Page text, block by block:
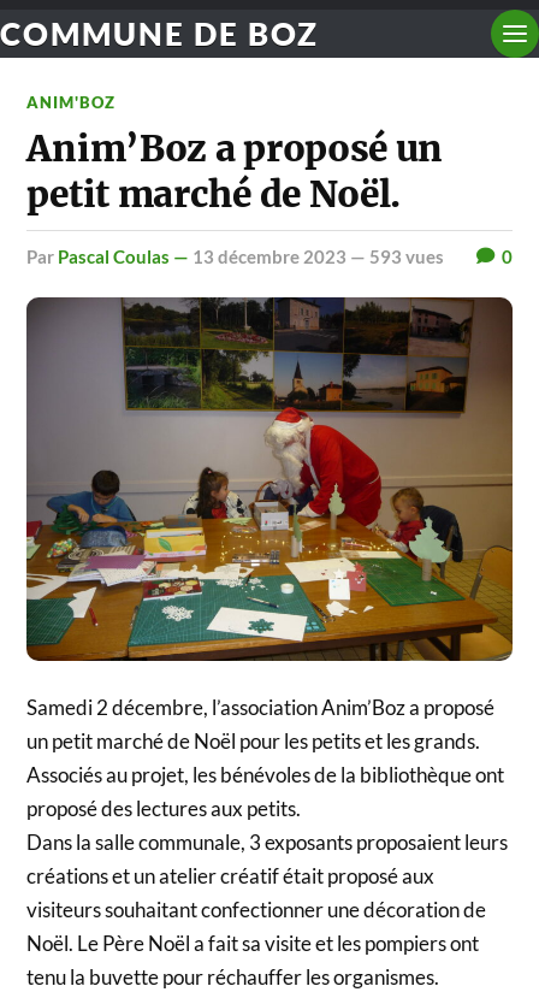
COMMUNE DE BOZ
ANIM'BOZ
Anim’Boz a proposé un
petit marché de Noël.
par Pascal Coulas — 13 décembre 2023 — 593 vues 0
Samedi 2 décembre, l’association Anim’Boz a proposé
un petit marché de Noël pour les petits et les grands.
Associés au projet, les bénévoles de la bibliothèque ont
proposé des lectures aux petits.
Dans la salle communale, 3 exposants proposaient leurs
créations et un atelier créatif était proposé aux
visiteurs souhaitant confectionner une décoration de
Noël. Le Père Noël a fait sa visite et les pompiers ont
tenu la buvette pour réchauffer les organismes.